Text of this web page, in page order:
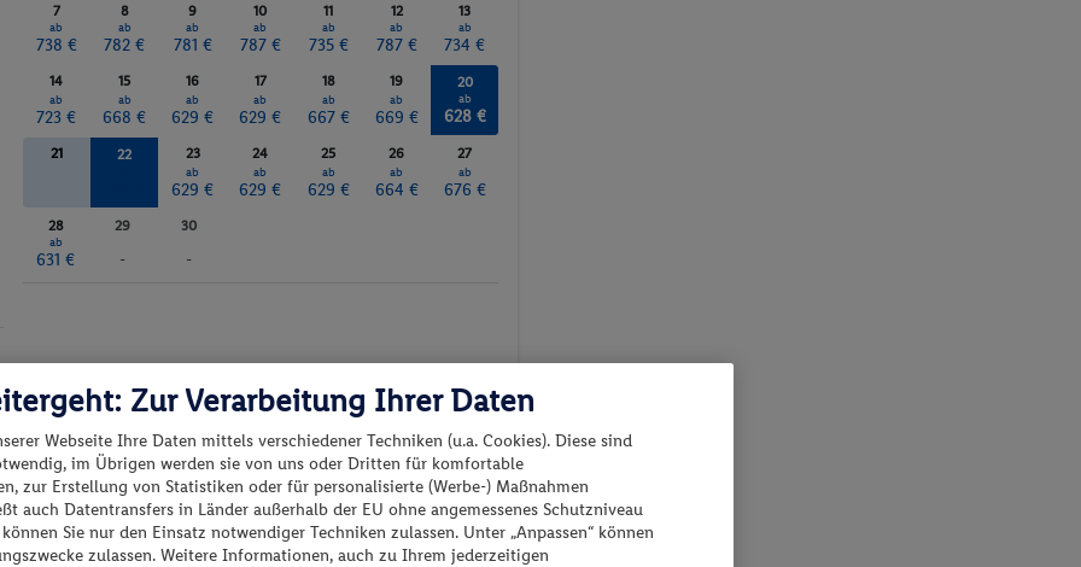
7
ab
738 €
8
ab
782 €
9
ab
781 €
10
ab
787 €
11
ab
735 €
12
ab
787 €
13
ab
734 €
14
ab
723 €
15
ab
668 €
16
ab
629 €
17
ab
629 €
18
ab
667 €
19
ab
669 €
20
ab
628 €
21 22 23
ab
629 €
24
ab
629 €
25
ab
629 €
26
ab
664 €
27
ab
676 €
28
ab
631 €
29
-
30
-
los?
Zur Verarbeitung Ihrer Daten
Webseite Ihre Daten mittels verschiedener Techniken (u.a. Cookies). Diese sind
im Übrigen werden sie von uns oder Dritten für komfortable
zur Erstellung von Statistiken oder für personalisierte (Werbe-) Maßnahmen
auch Datentransfers in Länder außerhalb der EU ohne angemessenes Schutzniveau
Sie nur den Einsatz notwendiger Techniken zulassen. Unter „Anpassen“ können
zulassen. Weitere Informationen, auch zu Ihrem jederzeitigen